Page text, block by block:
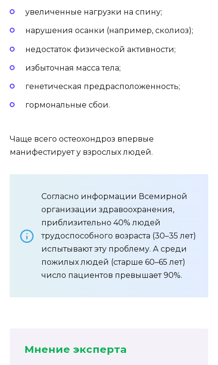
увеличенные нагрузки на спину;
нарушения осанки (например, сколиоз);
недостаток физической активности;
избыточная масса тела;
генетическая предрасположенность;
гормональные сбои.
Чаще всего остеохондроз впервые
манифестирует у взрослых людей.
Согласно информации Всемирной
организации здравоохранения,
приблизительно 40% людей
трудоспособного возраста (30–35 лет)
испытывают эту проблему. А среди
пожилых людей (старше 60–65 лет)
число пациентов превышает 90%.
Мнение эксперта